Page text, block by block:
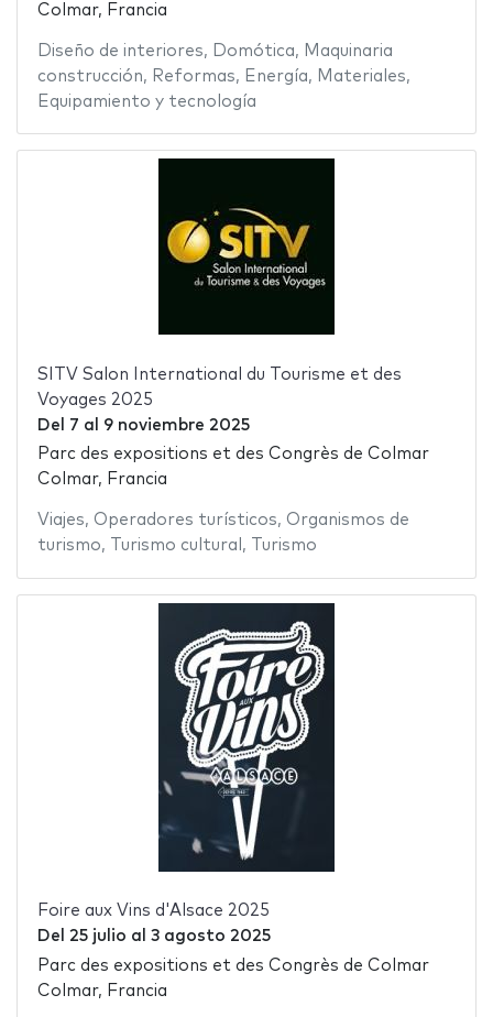
Colmar, Francia
Diseño de interiores, Domótica, Maquinaria
construcción, Reformas, Energía, Materiales,
Equipamiento y tecnología
SITV Salon International du Tourisme et des
Voyages 2025
Del 7 al 9 noviembre 2025
Parc des expositions et des Congrès de Colmar
Colmar, Francia
Viajes, Operadores turísticos, Organismos de
turismo, Turismo cultural , Turismo
Foire aux Vins d'Alsace 2025
Del 25 julio al 3 agosto 2025
Parc des expositions et des Congrès de Colmar
Colmar, Francia